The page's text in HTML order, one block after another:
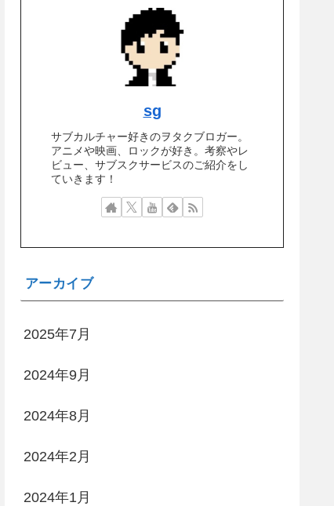
sg
サブカルチャー好きのヲタクブロガー。
アニメや映画、ロックが好き。考察やレ
ビュー、サブスクサービスのご紹介をし
ていきます！
アーカイブ
2025年7月
2024年9月
2024年8月
2024年2月
2024年1月